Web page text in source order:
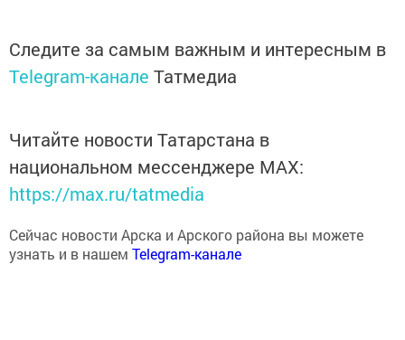
Следите за самым важным и интересным в
Telegram-канале Татмедиа
Читайте новости Татарстана в
национальном мессенджере MАХ:
https://max.ru/tatmedia
Сейчас новости Арска и Арского района вы можете
узнать и в нашем Telegram-канале